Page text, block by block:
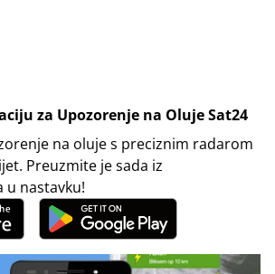
za Upozorenje na Oluje Sat24
na oluje s preciznim radarom
Preuzmite je sada iz
nastavku!